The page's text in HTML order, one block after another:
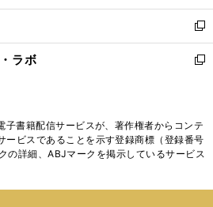
開
く
ウ
で
開
く
ン
ド
ウ
で
ウ
ィ
ン
ド
く
新
し
い
ド
ウ
で
ラボ
新
ィ
ン
ド
書籍配信サービスが、著作権者からコンテ
ービスであることを示す登録商標（登録番号
の詳細、ABJマークを掲示しているサービス